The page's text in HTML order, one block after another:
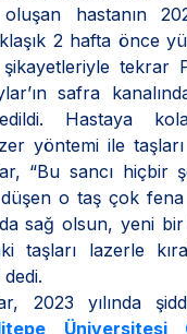
oluşan hastanın
2 hafta önce
şikayetleriyle tekrar
safra
Hastaya
yöntemi ile taşları
“Bu sancı hiçbir
o taş çok fena
sağ olsun, yeni bir
taşları lazerle
2023 yılında
Üniversitesi